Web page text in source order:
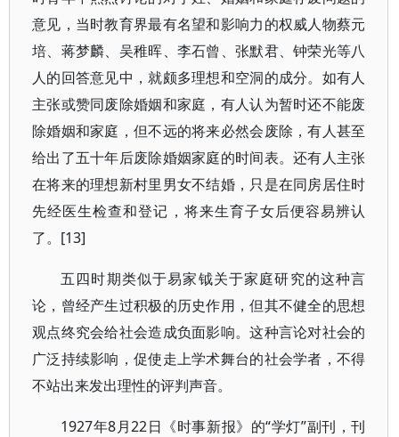
意见，当时教育界最有名望和影响力的权威人物蔡元
培、蒋梦麟、吴稚晖、李石曾、张默君、钟荣光等八
人的回答意见中，就颇多理想和空洞的成分。如有人
主张或赞同废除婚姻和家庭，有人认为暂时还不能废
除婚姻和家庭，但不远的将来必然会废除，有人甚至
给出了五十年后废除婚姻家庭的时间表。还有人主张
在将来的理想新村里男女不结婚，只是在同房居住时
先经医生检查和登记，将来生育子女后便容易辨认
了。[13]
五四时期类似于易家钺关于家庭研究的这种言
论，曾经产生过积极的历史作用，但其不健全的思想
观点终究会给社会造成负面影响。这种言论对社会的
广泛持续影响，促使走上学术舞台的社会学者，不得
不站出来发出理性的评判声音。
1927年8月22日《时事新报》的“学灯”副刊，刊